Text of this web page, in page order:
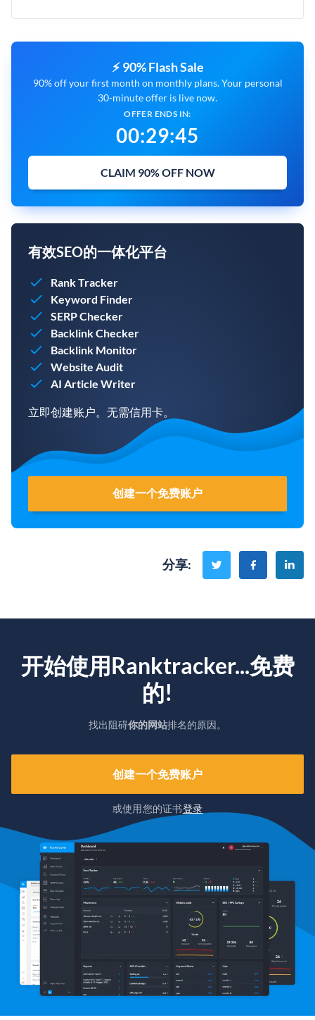
⚡ 90% Flash Sale
90% off your first month on monthly plans. Your personal
30-minute offer is live now.
OFFER ENDS IN:
00:29:44
CLAIM 90% OFF NOW
有效SEO的一体化平台
Rank Tracker
Keyword Finder
SERP Checker
Backlink Checker
Backlink Monitor
Website Audit
AI Article Writer
立即创建账户。无需信用卡。
创建一个免费账户
分享:
开始使用Ranktracker...免费
的!
找出阻碍你的网站排名的原因。
创建一个免费账户
或使用您的证书登录